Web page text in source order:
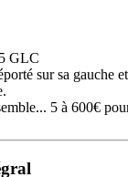
GLC
sur sa
5 à 600€